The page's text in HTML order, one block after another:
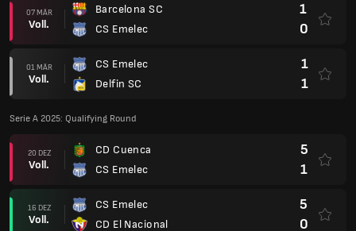
07 MÄR
Voll.
Barcelona SC
CS Emelec
1
0
01 MÄR
Voll.
CS Emelec
Delfin SC
1
1
Serie A 2025: Qualifying Round
20 DEZ
Voll.
CD Cuenca
CS Emelec
5
1
16 DEZ
Voll.
CS Emelec
CD El Nacional
5
0